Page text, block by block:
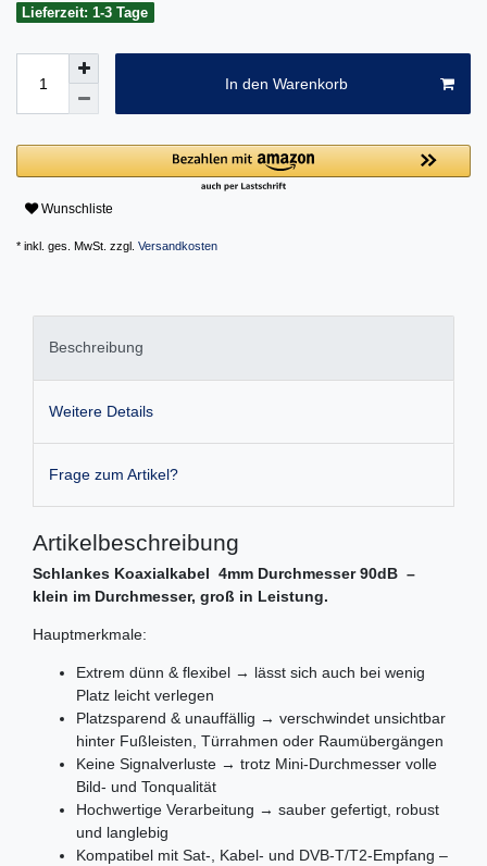
Lieferzeit: 1-3 Tage
In den Warenkorb
Wunschliste
* inkl. ges. MwSt. zzgl. Versandkosten
Beschreibung
Weitere Details
Frage zum Artikel?
Artikelbeschreibung
Schlankes Koaxialkabel 4mm Durchmesser 90dB –
klein im Durchmesser, groß in Leistung.
Hauptmerkmale:
Extrem dünn & flexibel → lässt sich auch bei wenig
Platz leicht verlegen
Platzsparend & unauffällig → verschwindet unsichtbar
hinter Fußleisten, Türrahmen oder Raumübergängen
Keine Signalverluste → trotz Mini-Durchmesser volle
Bild- und Tonqualität
Hochwertige Verarbeitung → sauber gefertigt, robust
und langlebig
Kompatibel mit Sat-, Kabel- und DVB-T/T2-Empfang –